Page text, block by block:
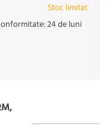
Stoc limitat
24 de luni